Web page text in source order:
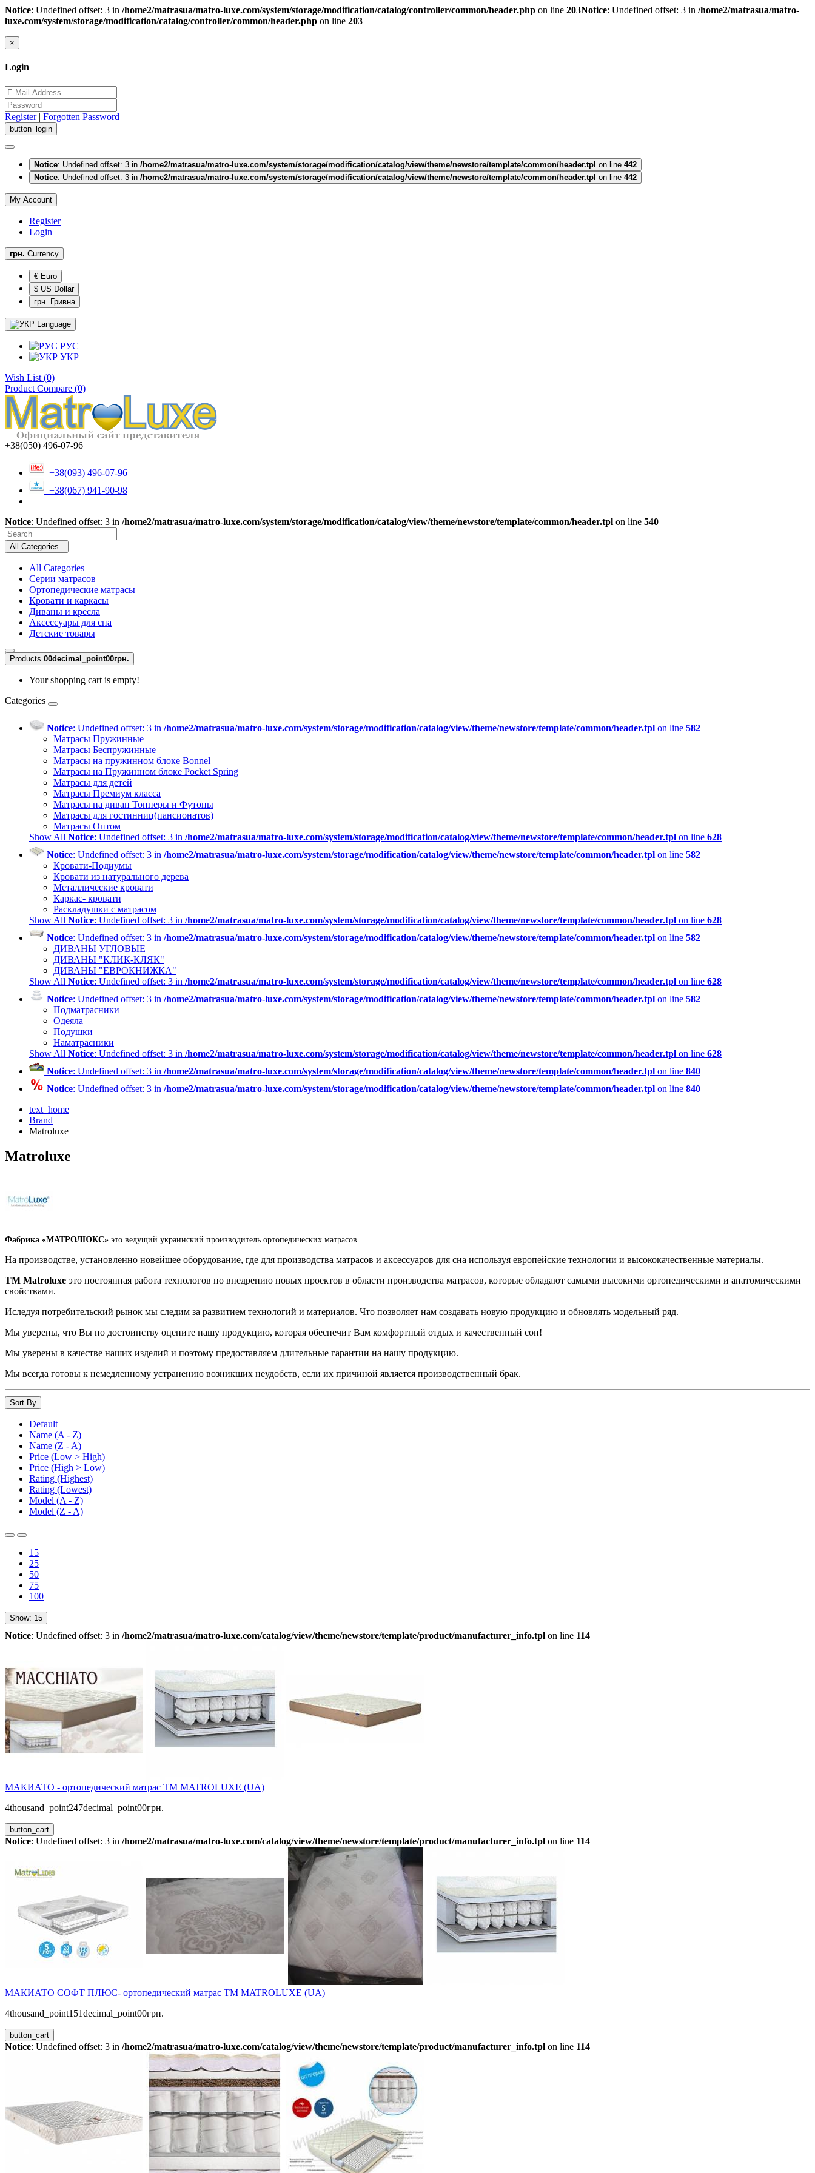
Notice: Undefined offset: 3 in /home2/matrasua/matro-luxe.com/system/storage/modification/catalog/controller/common/header.php on line 203Notice: Undefined offset: 3 in /home2/matrasua/matro-
luxe.com/system/storage/modification/catalog/controller/common/header.php on line 203
×
Login
Register| Forgotten Password
Notice: Undefined offset: 3 in /home2/matrasua/matro-luxe.com/system/storage/modification/catalog/view/theme/newstore/template/common/header.tpl on line 442
Notice: Undefined offset: 3 in /home2/matrasua/matro-luxe.com/system/storage/modification/catalog/view/theme/newstore/template/common/header.tpl on line 442
My Account
Register
Login
грн. Currency
€ Euro
$ US Dollar
грн. Гривна
Language
РУС
УКР
Wish List (0)
Product Compare (0)
+38(050) 496-07-96
+38(093) 496-07-96
+38(067) 941-90-98
Notice: Undefined offset: 3 in /home2/matrasua/matro-luxe.com/system/storage/modification/catalog/view/theme/newstore/template/common/header.tpl on line 540
All Categories
All Categories
Серии матрасов
Ортопедические матрасы
Кровати и каркасы
Диваны и кресла
Аксессуары для сна
Детские товары
Products 00decimal_point00грн.
Your shopping cart is empty!
Categories
Notice: Undefined offset: 3 in /home2/matrasua/matro-luxe.com/system/storage/modification/catalog/view/theme/newstore/template/common/header.tpl on line 582
Матрасы Пружинные
Матрасы Беспружинные
Матрасы на пружинном блоке Bonnel
Матрасы на Пружинном блоке Pocket Spring
Матрасы для детей
Матрасы Премиум класса
Матрасы на диван Топперы и Футоны
Матрасы для гостинниц(пансионатов)
Матрасы Оптом
Show All Notice: Undefined offset: 3 in /home2/matrasua/matro-luxe.com/system/storage/modification/catalog/view/theme/newstore/template/common/header.tpl on line 628
Notice: Undefined offset: 3 in /home2/matrasua/matro-luxe.com/system/storage/modification/catalog/view/theme/newstore/template/common/header.tpl on line 582
Кровати-Подиумы
Кровати из натурального дерева
Металлические кровати
Каркас- кровати
Раскладушки с матрасом
Show All Notice: Undefined offset: 3 in /home2/matrasua/matro-luxe.com/system/storage/modification/catalog/view/theme/newstore/template/common/header.tpl on line 628
Notice: Undefined offset: 3 in /home2/matrasua/matro-luxe.com/system/storage/modification/catalog/view/theme/newstore/template/common/header.tpl on line 582
ДИВАНЫ УГЛОВЫЕ
ДИВАНЫ "КЛИК-КЛЯК"
ДИВАНЫ "ЕВРОКНИЖКА"
Show All Notice: Undefined offset: 3 in /home2/matrasua/matro-luxe.com/system/storage/modification/catalog/view/theme/newstore/template/common/header.tpl on line 628
Notice: Undefined offset: 3 in /home2/matrasua/matro-luxe.com/system/storage/modification/catalog/view/theme/newstore/template/common/header.tpl on line 582
Подматрасники
Одеяла
Подушки
Наматрасники
Show All Notice: Undefined offset: 3 in /home2/matrasua/matro-luxe.com/system/storage/modification/catalog/view/theme/newstore/template/common/header.tpl on line 628
Notice: Undefined offset: 3 in /home2/matrasua/matro-luxe.com/system/storage/modification/catalog/view/theme/newstore/template/common/header.tpl on line 840
Notice: Undefined offset: 3 in /home2/matrasua/matro-luxe.com/system/storage/modification/catalog/view/theme/newstore/template/common/header.tpl on line 840
text_home
Brand
Matroluxe
Matroluxe
Фабрика «МАТРОЛЮКС» это ведущий украинский производитель ортопедических матрасов.
На производстве, установленно новейшее оборудование, где для производства матрасов и аксессуаров для сна используя европейские технологии и высококачественные материалы.
ТМ Matroluxe это постоянная работа технологов по внедрению новых проектов в области производства матрасов, которые обладают самыми высокими ортопедическими и анатомическими
свойствами.
Иследуя потребительский рынок мы следим за развитием технологий и материалов. Что позволяет нам создавать новую продукцию и обновлять модельный ряд.
Мы уверены, что Вы по достоинству оцените нашу продукцию, которая обеспечит Вам комфортный отдых и качественный сон!
Мы уверены в качестве наших изделий и поэтому предоставляем длительные гарантии на нашу продукцию.
Мы всегда готовы к немедленному устранению возникших неудобств, если их причиной является производственный брак.
Sort By
Default
Name (A - Z)
Name (Z - A)
Price (Low > High)
Price (High > Low)
Rating (Highest)
Rating (Lowest)
Model (A - Z)
Model (Z - A)
15
25
50
75
100
Show: 15
Notice: Undefined offset: 3 in /home2/matrasua/matro-luxe.com/catalog/view/theme/newstore/template/product/manufacturer_info.tpl on line 114
МАКИАТО - ортопедический матрас ТМ MATROLUXE (UA)
4thousand_point247decimal_point00грн.
button_cart
Notice: Undefined offset: 3 in /home2/matrasua/matro-luxe.com/catalog/view/theme/newstore/template/product/manufacturer_info.tpl on line 114
МАКИАТО СОФТ ПЛЮС- ортопедический матрас ТМ MATROLUXE (UA)
4thousand_point151decimal_point00грн.
button_cart
Notice: Undefined offset: 3 in /home2/matrasua/matro-luxe.com/catalog/view/theme/newstore/template/product/manufacturer_info.tpl on line 114